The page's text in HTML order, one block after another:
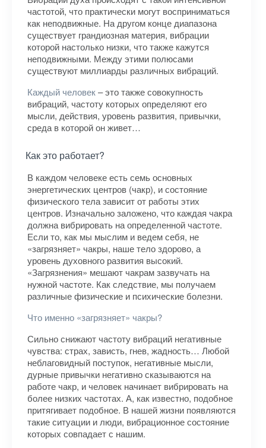
частотой, что практически могут восприниматься
как неподвижные. На другом конце диапазона
существует грандиозная материя, вибрации
которой настолько низки, что также кажутся
неподвижными. Между этими полюсами
существуют миллиарды различных вибраций.
Каждый человек– это также совокупность
вибраций, частоту которых определяют его
мысли, действия, уровень развития, привычки,
среда в которой он живет…
Как это работает?
В каждом человеке есть семь основных
энергетических центров (чакр), и состояние
физического тела зависит от работы этих
центров. Изначально заложено, что каждая чакра
должна вибрировать на определенной частоте.
Если то, как мы мыслим и ведем себя, не
«загрязняет» чакры, наше тело здорово, а
уровень духовного развития высокий.
«Загрязнения» мешают чакрам зазвучать на
нужной частоте. Как следствие, мы получаем
различные физические и психические болезни.
Что именно «загрязняет» чакры?
Сильно снижают частоту вибраций негативные
чувства: страх, зависть, гнев, жадность… Любой
неблаговидный поступок, негативные мысли,
дурные привычки негативно сказываются на
работе чакр, и человек начинает вибрировать на
более низких частотах. А, как известно, подобное
притягивает подобное. В нашей жизни появляются
такие ситуации и люди, вибрационное состояние
которых совпадает с нашим.